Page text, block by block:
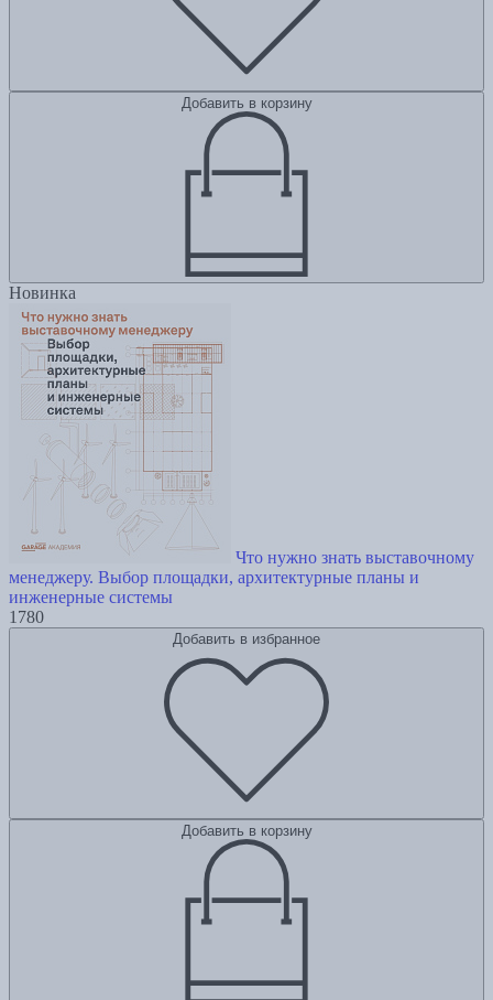
Добавить в корзину
Новинка
Что нужно знать выставочному
менеджеру. Выбор площадки, архитектурные планы и
инженерные системы
1780
Добавить в избранное
Добавить в корзину